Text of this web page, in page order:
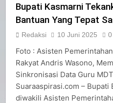
Bupati Kasmarni
Bantuan Yang Tepat
Redaksi 10 Juni 2025 0
Foto : Asisten
Rakyat Andris Wasono,
Sinkronisasi Data Guru
Suaraaspirasi.com – Bupati
diwakili Asisten